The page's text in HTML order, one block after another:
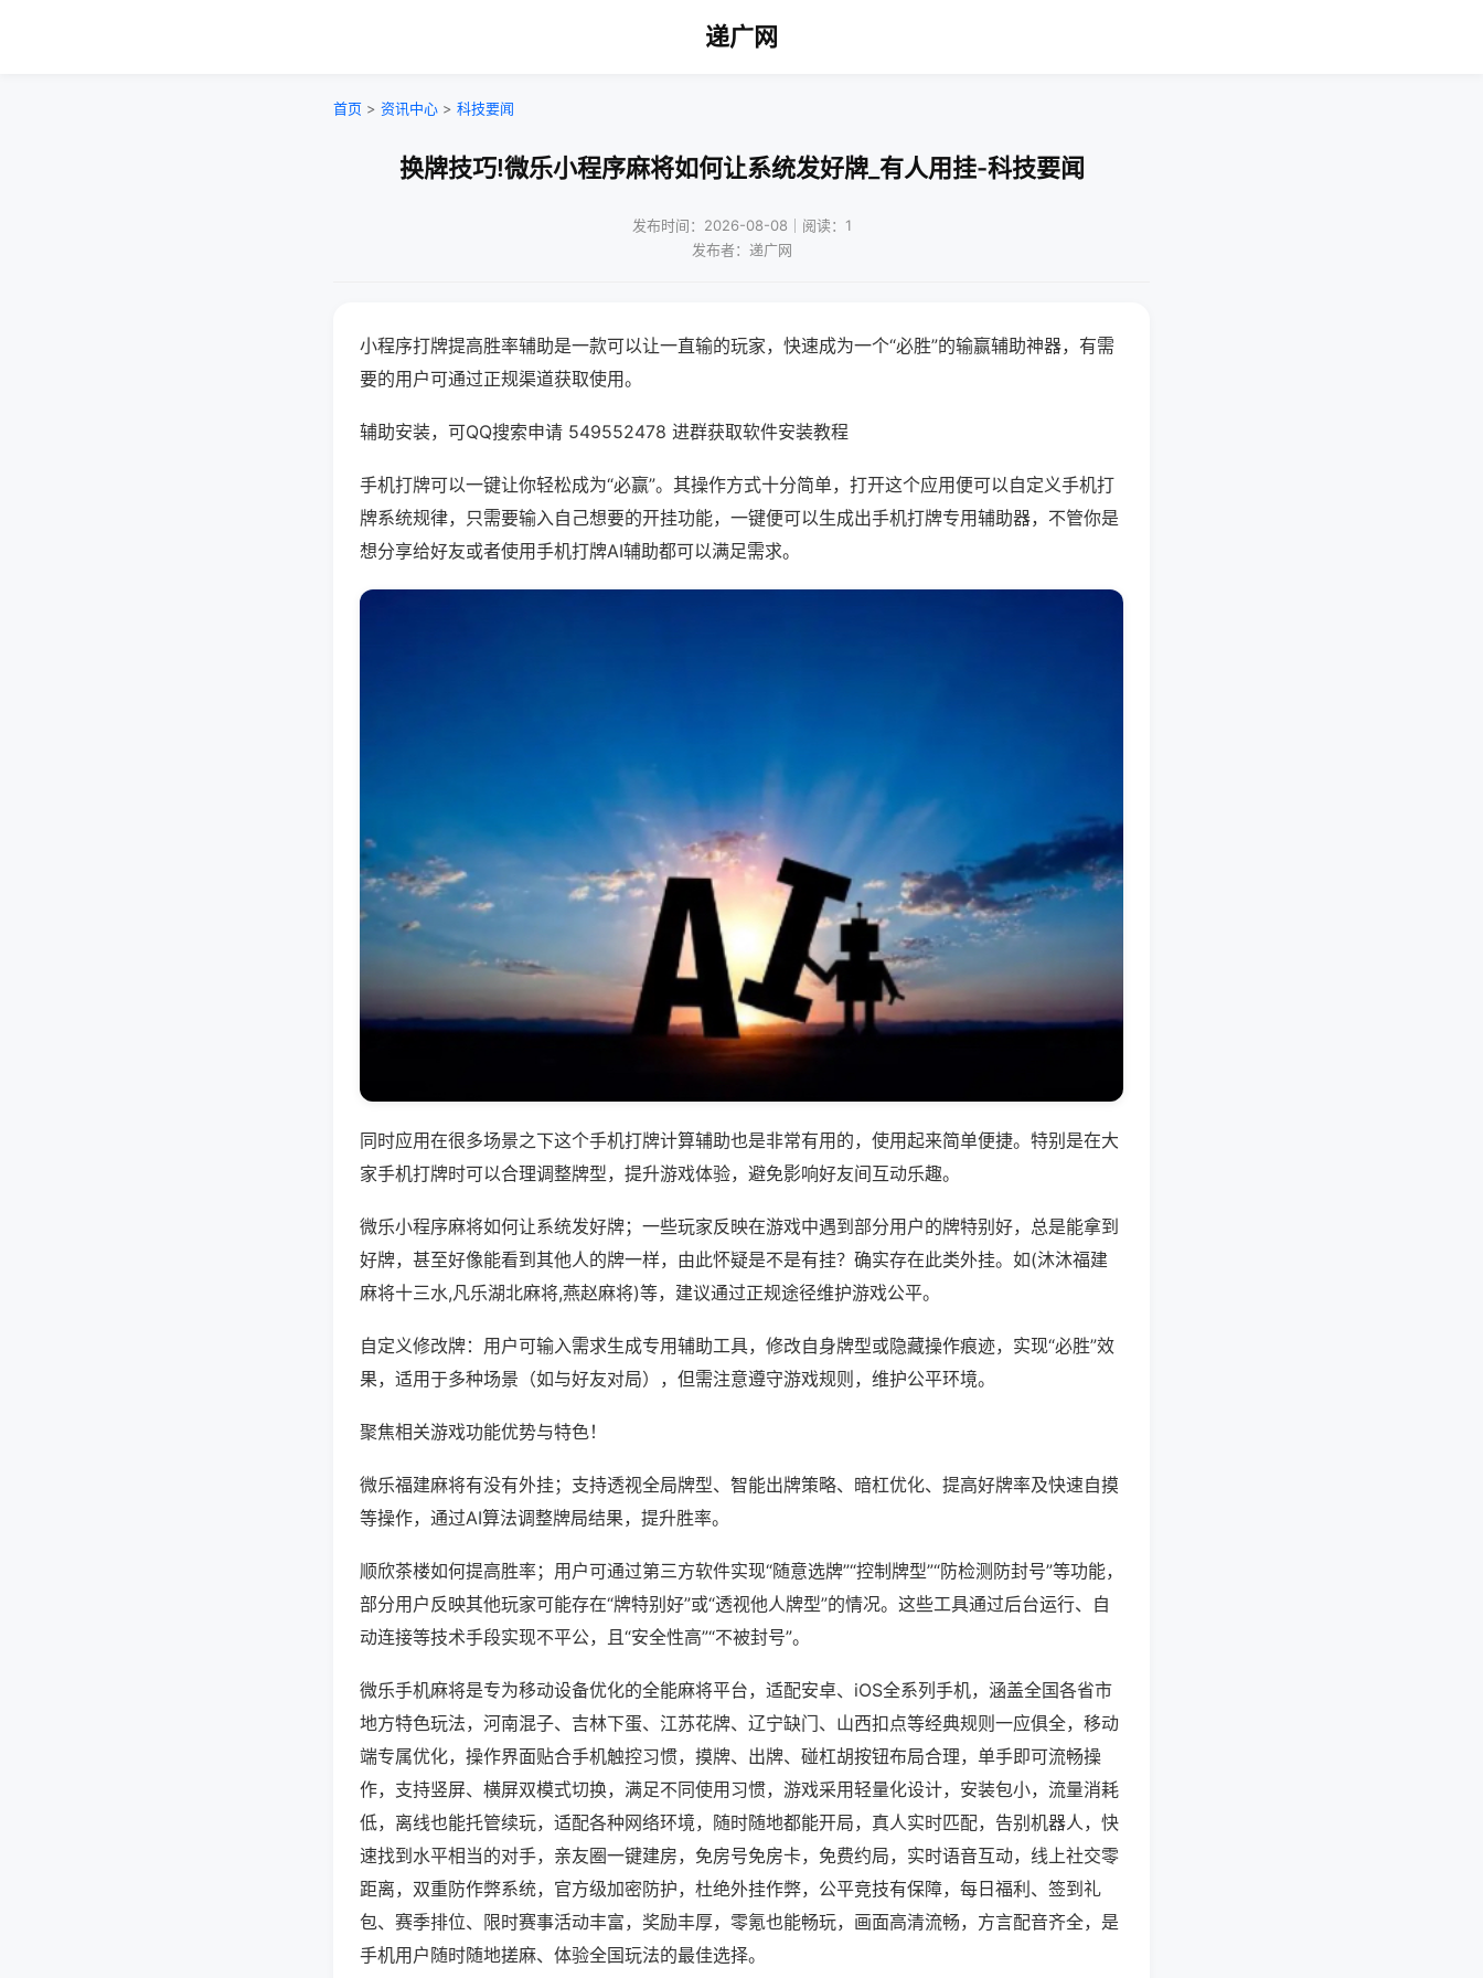
递广网
首页 > 资讯中心 > 科技要闻
换牌技巧!微乐小程序麻将如何让系统发好牌_有人用挂-科技要闻
发布时间：2026-08-08｜阅读：1
发布者：递广网
小程序打牌提高胜率辅助是一款可以让一直输的玩家，快速成为一个“必胜”的输赢辅助神器，有需
要的用户可通过正规渠道获取使用。
辅助安装，可QQ搜索申请 549552478 进群获取软件安装教程
手机打牌可以一键让你轻松成为“必赢”。其操作方式十分简单，打开这个应用便可以自定义手机打
牌系统规律，只需要输入自己想要的开挂功能，一键便可以生成出手机打牌专用辅助器，不管你是
想分享给好友或者使用手机打牌AI辅助都可以满足需求。
同时应用在很多场景之下这个手机打牌计算辅助也是非常有用的，使用起来简单便捷。特别是在大
家手机打牌时可以合理调整牌型，提升游戏体验，避免影响好友间互动乐趣。
微乐小程序麻将如何让系统发好牌；一些玩家反映在游戏中遇到部分用户的牌特别好，总是能拿到
好牌，甚至好像能看到其他人的牌一样，由此怀疑是不是有挂？确实存在此类外挂。如(沐沐福建
麻将十三水,凡乐湖北麻将,燕赵麻将)等，建议通过正规途径维护游戏公平。
自定义修改牌：用户可输入需求生成专用辅助工具，修改自身牌型或隐藏操作痕迹，实现“必胜”效
果，适用于多种场景（如与好友对局），但需注意遵守游戏规则，维护公平环境。
聚焦相关游戏功能优势与特色！
微乐福建麻将有没有外挂；支持透视全局牌型、智能出牌策略、暗杠优化、提高好牌率及快速自摸
等操作，通过AI算法调整牌局结果，提升胜率。
顺欣茶楼如何提高胜率；用户可通过第三方软件实现“随意选牌”“控制牌型”“防检测防封号”等功能，
部分用户反映其他玩家可能存在“牌特别好”或“透视他人牌型”的情况。这些工具通过后台运行、自
动连接等技术手段实现不平公，且“安全性高”“不被封号”。
微乐手机麻将是专为移动设备优化的全能麻将平台，适配安卓、iOS全系列手机，涵盖全国各省市
地方特色玩法，河南混子、吉林下蛋、江苏花牌、辽宁缺门、山西扣点等经典规则一应俱全，移动
端专属优化，操作界面贴合手机触控习惯，摸牌、出牌、碰杠胡按钮布局合理，单手即可流畅操
作，支持竖屏、横屏双模式切换，满足不同使用习惯，游戏采用轻量化设计，安装包小，流量消耗
低，离线也能托管续玩，适配各种网络环境，随时随地都能开局，真人实时匹配，告别机器人，快
速找到水平相当的对手，亲友圈一键建房，免房号免房卡，免费约局，实时语音互动，线上社交零
距离，双重防作弊系统，官方级加密防护，杜绝外挂作弊，公平竞技有保障，每日福利、签到礼
包、赛季排位、限时赛事活动丰富，奖励丰厚，零氪也能畅玩，画面高清流畅，方言配音齐全，是
手机用户随时随地搓麻、体验全国玩法的最佳选择。